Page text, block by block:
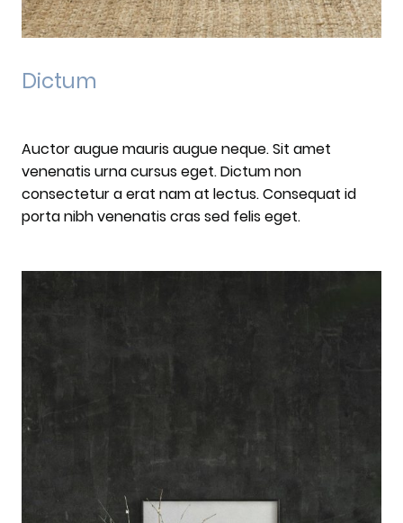
Dictum
Auctor augue mauris augue neque. Sit amet
venenatis urna cursus eget. Dictum non
consectetur a erat nam at lectus. Consequat id
porta nibh venenatis cras sed felis eget.